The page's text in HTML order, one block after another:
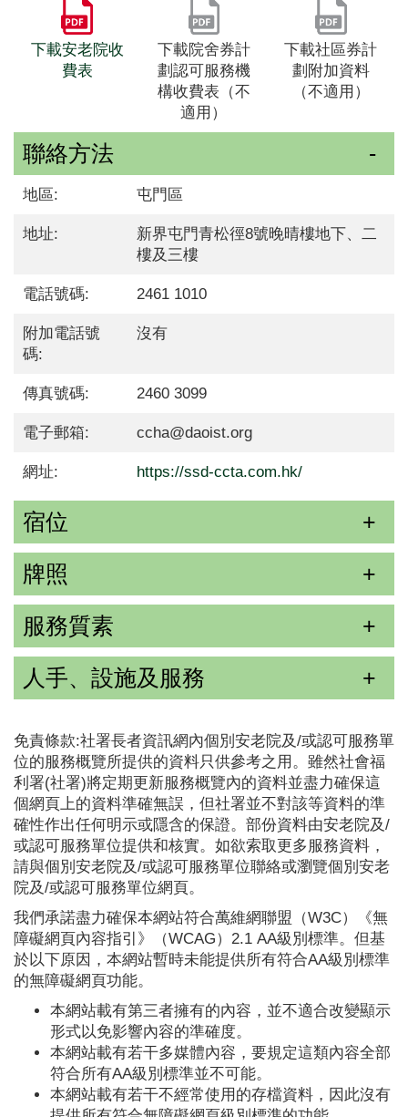
下載安老院收
費表
下載院舍券計
劃認可服務機
構收費表（不
適用）
下載社區券計
劃附加資料
（不適用）
聯絡方法
地區: 屯門區
地址:
新界屯門青松徑8號晚晴樓地下、二
樓及三樓
電話號碼: 2461 1010
附加電話號
碼:
沒有
傳真號碼: 2460 3099
電子郵箱: ccha@daoist.org
網址: https://ssd-ccta.com.hk/
宿位
牌照
服務質素
人手、設施及服務
免責條款:社署長者資訊網內個別安老院及/或認可服務單
位的服務概覽所提供的資料只供參考之用。雖然社會福
利署(社署)將定期更新服務概覽內的資料並盡力確保這
個網頁上的資料準確無誤，但社署並不對該等資料的準
確性作出任何明示或隱含的保證。部份資料由安老院及/
或認可服務單位提供和核實。如欲索取更多服務資料，
請與個別安老院及/或認可服務單位聯絡或瀏覽個別安老
院及/或認可服務單位網頁。
我們承諾盡力確保本網站符合萬維網聯盟（W3C）《無
障礙網頁內容指引》（WCAG）2.1 AA級別標準。但基
於以下原因，本網站暫時未能提供所有符合AA級別標準
的無障礙網頁功能。
本網站載有第三者擁有的內容，並不適合改變顯示
形式以免影響內容的準確度。
本網站載有若干多媒體內容，要規定這類內容全部
符合所有AA級別標準並不可能。
本網站載有若干不經常使用的存檔資料，因此沒有